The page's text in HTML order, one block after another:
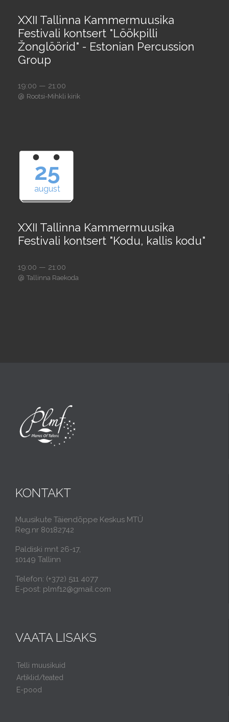
XXII Tallinna Kammermuusika
Festivali kontsert "Löökpilli
Žonglöörid" - Estonian Percussion
Group
19:00 — 21:00
@ Rootsi-Mihkli kirik
25
august
XXII Tallinna Kammermuusika
Festivali kontsert "Kodu, kallis kodu"
19:00 — 21:00
@ Tallinna Raekoda
KONTAKT
Muusikute Täiendõppe Keskus MTÜ
Reg.nr 80182742
Paldiski mnt 26-17,
10149 Tallinn
Telefon: (+372) 511 4077
E-post: plmf12@gmail.com
VAATA LISAKS
Telli muusikuid
Artiklid/teated
E-pood